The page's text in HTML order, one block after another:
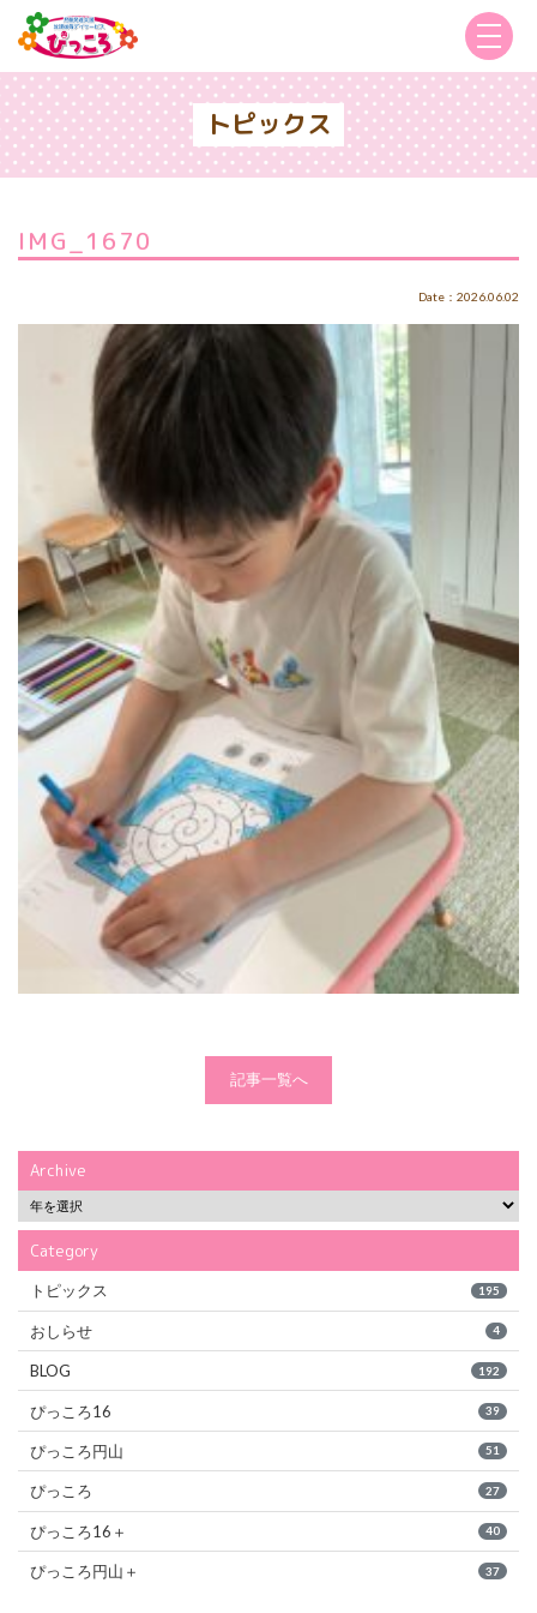
トピックス
IMG_1670
Date：2026.06.02
記事一覧へ
Archive
Category
トピックス 195
おしらせ 4
BLOG 192
ぴっころ16 39
ぴっころ円山 51
ぴっころ 27
ぴっころ16＋ 40
ぴっころ円山＋ 37